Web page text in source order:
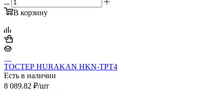
В корзину
ТОСТЕР HURAKAN HKN-TPT4
Есть в наличии
8 089.82 ₽/шт